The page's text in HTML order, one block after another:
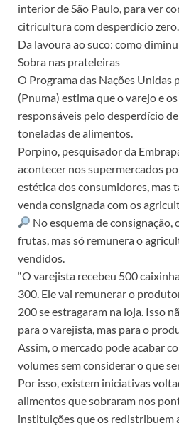
interior de São Paulo, para ver
citricultura com desperdício
Da lavoura ao suco: como
Sobra nas prateleiras
O Programa das Nações Unidas
(Pnuma) estima que o varejo e
responsáveis pelo desperdício
toneladas de alimentos.
Porpino, pesquisador da
acontecer nos supermercados
estética dos consumidores, mas
venda consignada com os
No esquema de consignação,
frutas, mas só remunera o
vendidos.
“O varejista recebeu 500
300. Ele vai remunerar o
200 se estragaram na loja. Isso
para o varejista, mas para o
Assim, o mercado pode acabar
volumes sem considerar o que
Por isso, existem iniciativas
alimentos que sobraram nos
instituições que os redistribuem